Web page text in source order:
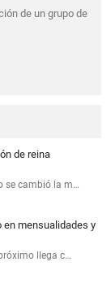
de un grupo de
de reina
se cambió la m…
en mensualidades y
llega c…